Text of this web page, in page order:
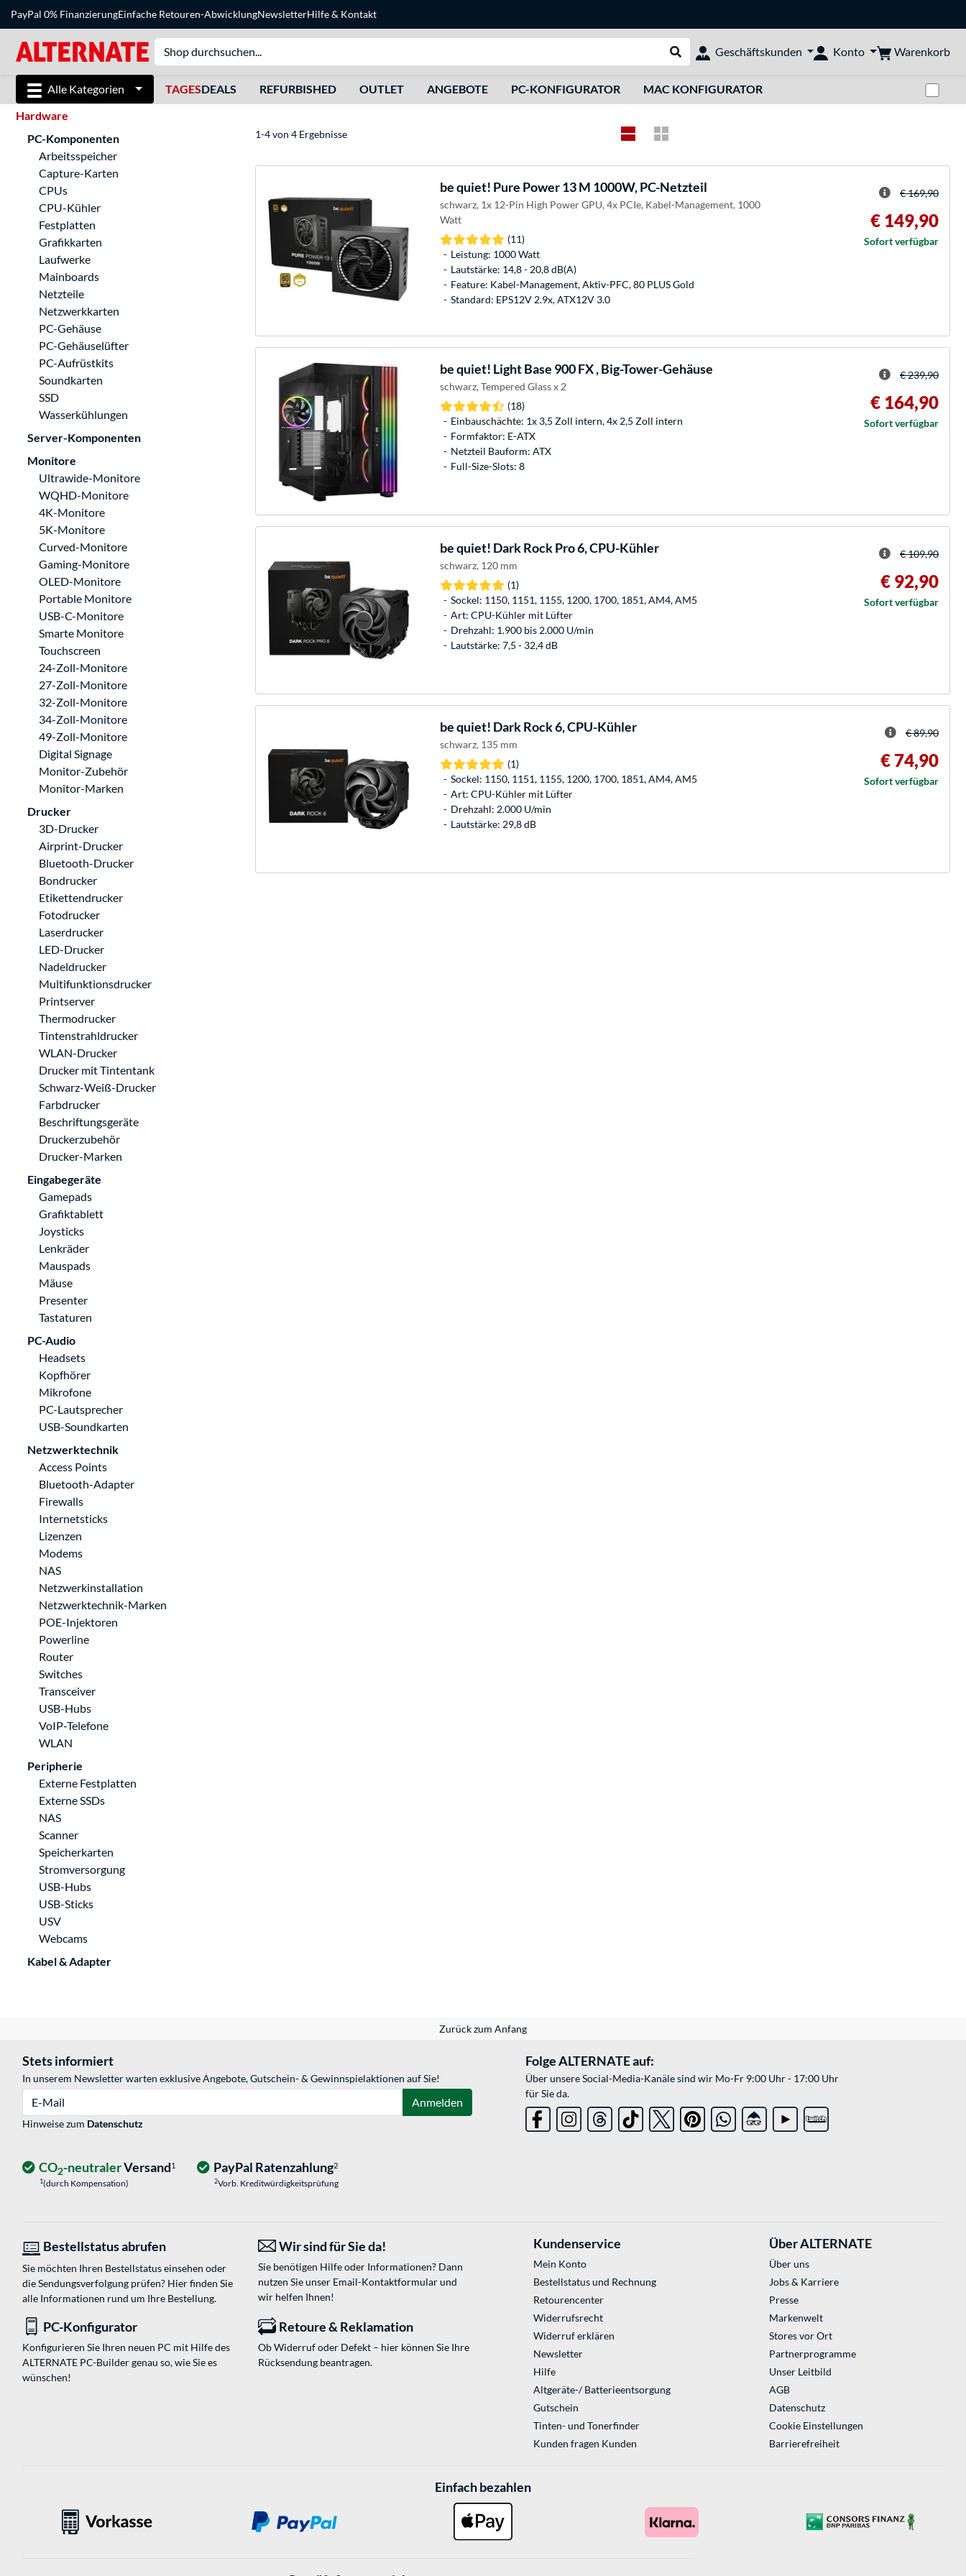
PayPal 0% FinanzierungEinfache Retouren-AbwicklungNewsletterHilfe& Kontakt
Suche durchführen
Geschäftskunden Konto Warenkorb
Alle Kategorien TAGESDEALS REFURBISHED OUTLET ANGEBOTE PC-KONFIGURATOR MAC KONFIGURATOR
Hardware
PC-Komponenten
Arbeitsspeicher
Capture-Karten
CPUs
CPU-Kühler
Festplatten
Grafikkarten
Laufwerke
Mainboards
Netzteile
Netzwerkkarten
PC-Gehäuse
PC-Gehäuselüfter
PC-Aufrüstkits
Soundkarten
SSD
Wasserkühlungen
Server-Komponenten
Monitore
Ultrawide-Monitore
WQHD-Monitore
4K-Monitore
5K-Monitore
Curved-Monitore
Gaming-Monitore
OLED-Monitore
Portable Monitore
USB-C-Monitore
Smarte Monitore
Touchscreen
24-Zoll-Monitore
27-Zoll-Monitore
32-Zoll-Monitore
34-Zoll-Monitore
49-Zoll-Monitore
Digital Signage
Monitor-Zubehör
Monitor-Marken
Drucker
3D-Drucker
Airprint-Drucker
Bluetooth-Drucker
Bondrucker
Etikettendrucker
Fotodrucker
Laserdrucker
LED-Drucker
Nadeldrucker
Multifunktionsdrucker
Printserver
Thermodrucker
Tintenstrahldrucker
WLAN-Drucker
Drucker mit Tintentank
Schwarz-Weiß-Drucker
Farbdrucker
Beschriftungsgeräte
Druckerzubehör
Drucker-Marken
Eingabegeräte
Gamepads
Grafiktablett
Joysticks
Lenkräder
Mauspads
Mäuse
Presenter
Tastaturen
PC-Audio
Headsets
Kopfhörer
Mikrofone
PC-Lautsprecher
USB-Soundkarten
Netzwerktechnik
Access Points
Bluetooth-Adapter
Firewalls
Internetsticks
Lizenzen
Modems
NAS
Netzwerkinstallation
Netzwerktechnik-Marken
POE-Injektoren
Powerline
Router
Switches
Transceiver
USB-Hubs
VoIP-Telefone
WLAN
Peripherie
Externe Festplatten
Externe SSDs
NAS
Scanner
Speicherkarten
Stromversorgung
USB-Hubs
USB-Sticks
USV
Webcams
Kabel & Adapter
1-4 von 4 Ergebnisse
be quiet! Pure Power 13 M 1000W, PC-Netzteil
schwarz, 1x 12-Pin High Power GPU, 4x PCIe, Kabel-Management, 1000
Watt
(11)
Leistung: 1000 Watt
Lautstärke: 14,8 - 20,8 dB(A)
Feature: Kabel-Management, Aktiv-PFC, 80 PLUS Gold
Standard: EPS12V 2.9x, ATX12V 3.0
€ 169,90
€ 149,90
Sofort verfügbar
be quiet! Light Base 900 FX , Big-Tower-Gehäuse
schwarz, Tempered Glass x 2
(18)
Einbauschächte: 1x 3,5 Zoll intern, 4x 2,5 Zoll intern
Formfaktor: E-ATX
Netzteil Bauform: ATX
Full-Size-Slots: 8
€ 239,90
€ 164,90
Sofort verfügbar
be quiet! Dark Rock Pro 6, CPU-Kühler
schwarz, 120 mm
(1)
Sockel: 1150, 1151, 1155, 1200, 1700, 1851, AM4, AM5
Art: CPU-Kühler mit Lüfter
Drehzahl: 1.900 bis 2.000 U/min
Lautstärke: 7,5 - 32,4 dB
€ 109,90
€ 92,90
Sofort verfügbar
be quiet! Dark Rock 6, CPU-Kühler
schwarz, 135 mm
(1)
Sockel: 1150, 1151, 1155, 1200, 1700, 1851, AM4, AM5
Art: CPU-Kühler mit Lüfter
Drehzahl: 2.000 U/min
Lautstärke: 29,8 dB
€ 89,90
€ 74,90
Sofort verfügbar
Zurück zum Anfang
Stets informiert
In unserem Newsletter warten exklusive Angebote, Gutschein- & Gewinnspielaktionen auf Sie!
Anmelden
Hinweise zum Datenschutz
Folge ALTERNATE auf:
Über unsere Social-Media-Kanäle sind wir Mo-Fr 9:00 Uhr - 17:00 Uhr
für Sie da.
CO2-neutralerVersand1
1(durch Kompensation)
PayPal Ratenzahlung2
2Vorb. Kreditwürdigkeitsprüfung
Bestellstatus abrufen
Sie möchten Ihren Bestellstatus einsehen oder
die Sendungsverfolgung prüfen? Hier finden Sie
alle Informationen rund um Ihre Bestellung.
Wir sind für Sie da!
Sie benötigen Hilfe oder Informationen? Dann
nutzen Sie unser Email-Kontaktformularund
wir helfen Ihnen!
PC-Konfigurator
Konfigurieren Sie Ihren neuen PC mit Hilfe des
ALTERNATE PC-Builder genau so, wie Sie es
wünschen!
Retoure & Reklamation
Ob Widerruf oder Defekt – hier können Sie Ihre
Rücksendung beantragen.
Kundenservice
Mein Konto
Bestellstatus und Rechnung
Retourencenter
Widerrufsrecht
Widerruf erklären
Newsletter
Hilfe
Altgeräte-/ Batterieentsorgung
Gutschein
Tinten- und Tonerfinder
Kunden fragen Kunden
Über ALTERNATE
Über uns
Jobs & Karriere
Presse
Markenwelt
Stores vor Ort
Partnerprogramme
Unser Leitbild
AGB
Datenschutz
Cookie Einstellungen
Barrierefreiheit
Einfach bezahlen